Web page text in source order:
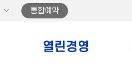
통합예약
열린경영